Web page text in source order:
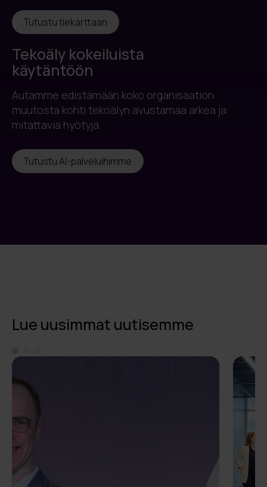
Tutustu tiekarttaan
Tekoäly kokeiluista
käytäntöön
Autamme edistämään koko organisaation
muutosta kohti tekoälyn avustamaa arkea ja
mitattavia hyötyjä.
Tutustu AI-palveluihimme
Lue uusimmat uutisemme